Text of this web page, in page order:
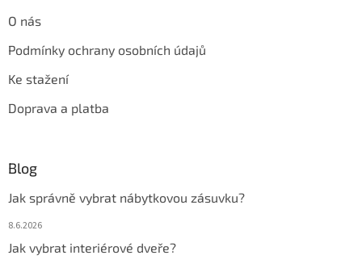
O nás
Podmínky ochrany osobních údajů
Ke stažení
Doprava a platba
Blog
Jak správně vybrat nábytkovou zásuvku?
8.6.2026
Jak vybrat interiérové dveře?